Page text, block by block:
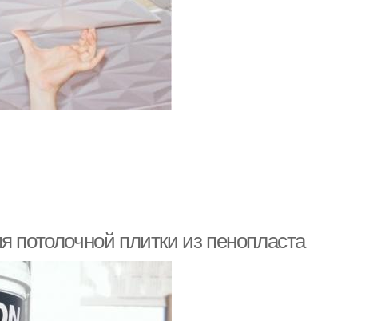
потолочной плитки из пенопласта